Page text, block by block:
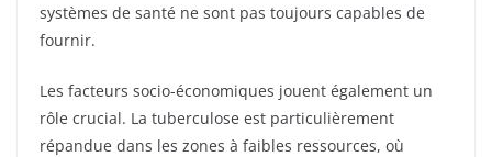
systèmes de santé ne sont pas toujours capables de
fournir.
Les facteurs socio-économiques jouent également un
rôle crucial. La tuberculose est particulièrement
répandue dans les zones à faibles ressources, où